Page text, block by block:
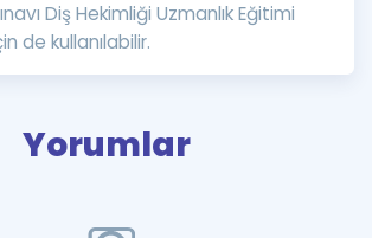
Diş Hekimliği Uzmanlık Eğitimi
de kullanılabilir.
Yorumlar